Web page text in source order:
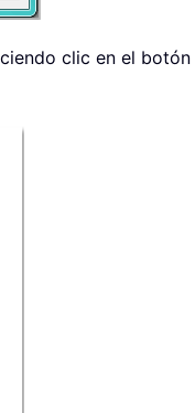
clic en el botón